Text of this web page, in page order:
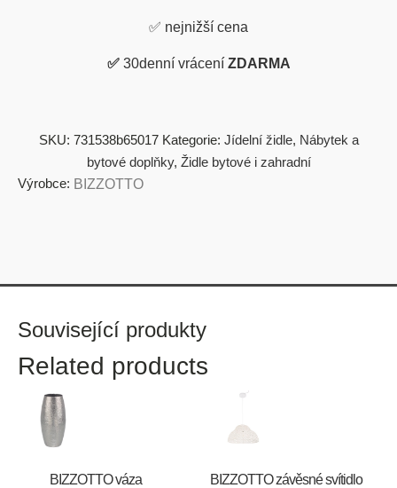
✅ nejnižší cena
✅ 30denní vrácení ZDARMA
SKU: 731538b65017 Kategorie: Jídelní židle, Nábytek a
bytové doplňky, Židle bytové i zahradní
Výrobce: BIZZOTTO
Související produkty
Related products
BIZZOTTO váza BIZZOTTO závěsné svítidlo